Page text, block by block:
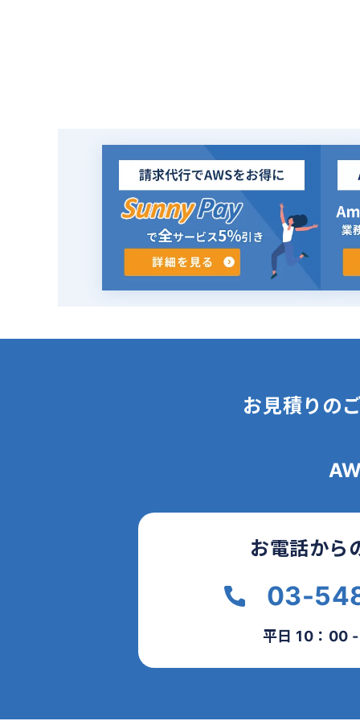
お見積りの
お電話から
03-
平日 10：00